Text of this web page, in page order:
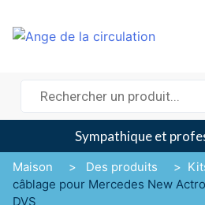
Recherche
produits
Sympathique et
Maison > Des produits >
câblage pour Mercedes New
DVS